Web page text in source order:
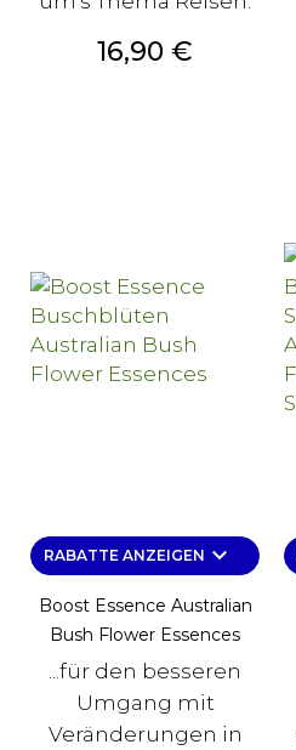
Preis
16,90 €
RABATTE ANZEIGEN keyboard_arrow_down
Boost Essence Australian
Bush Flower Essences
...für den besseren
Umgang mit
Veränderungen in